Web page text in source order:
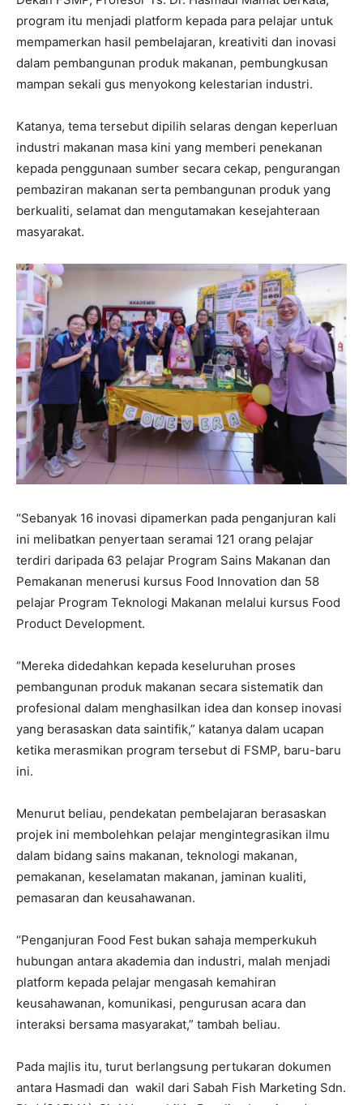
program itu menjadi platform kepada para pelajar untuk
mempamerkan hasil pembelajaran, kreativiti dan inovasi
dalam pembangunan produk makanan, pembungkusan
mampan sekali gus menyokong kelestarian industri.
Katanya, tema tersebut dipilih selaras dengan keperluan
industri makanan masa kini yang memberi penekanan
kepada penggunaan sumber secara cekap, pengurangan
pembaziran makanan serta pembangunan produk yang
berkualiti, selamat dan mengutamakan kesejahteraan
masyarakat.
“Sebanyak 16 inovasi dipamerkan pada penganjuran kali
ini melibatkan penyertaan seramai 121 orang pelajar
terdiri daripada 63 pelajar Program Sains Makanan dan
Pemakanan menerusi kursus Food Innovation dan 58
pelajar Program Teknologi Makanan melalui kursus Food
Product Development.
“Mereka didedahkan kepada keseluruhan proses
pembangunan produk makanan secara sistematik dan
profesional dalam menghasilkan idea dan konsep inovasi
yang berasaskan data saintifik,” katanya dalam ucapan
ketika merasmikan program tersebut di FSMP, baru-baru
ini.
Menurut beliau, pendekatan pembelajaran berasaskan
projek ini membolehkan pelajar mengintegrasikan ilmu
dalam bidang sains makanan, teknologi makanan,
pemakanan, keselamatan makanan, jaminan kualiti,
pemasaran dan keusahawanan.
“Penganjuran Food Fest bukan sahaja memperkukuh
hubungan antara akademia dan industri, malah menjadi
platform kepada pelajar mengasah kemahiran
keusahawanan, komunikasi, pengurusan acara dan
interaksi bersama masyarakat,” tambah beliau.
Pada majlis itu, turut berlangsung pertukaran dokumen
antara Hasmadi dan wakil dari Sabah Fish Marketing Sdn.